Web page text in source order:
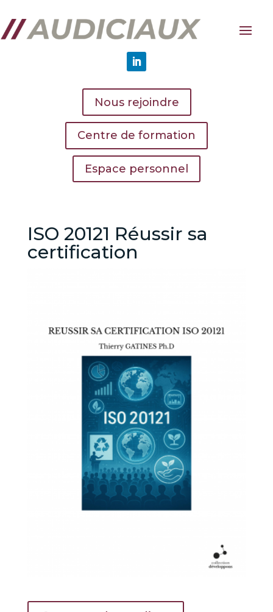
Nous rejoindre
Centre de formation
Espace personnel
ISO 20121 Réussir sa
certification